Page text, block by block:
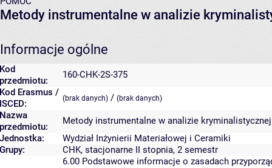
Metody instrumentalne w analizie
Informacje ogólne
Kod
przedmiotu:
160-CHK-2S-375
Kod Erasmus /
ISCED:
(brak danych) / (brak danych)
Nazwa
przedmiotu:
Metody instrumentalne w analizie
Jednostka:
Wydział Inżynierii Materiałowej i Ceramiki
Grupy:
CHK, stacjonarne II stopnia, 2 semestr
6.00 Podstawowe informacje o zasadach